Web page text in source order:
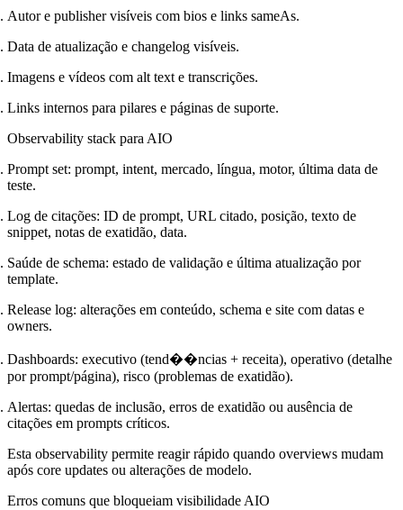
Autor e publisher visíveis com bios e links sameAs.
Data de atualização e changelog visíveis.
Imagens e vídeos com alt text e transcrições.
Links internos para pilares e páginas de suporte.
Observability stack para AIO
Prompt set: prompt, intent, mercado, língua, motor, última data de
teste.
Log de citações: ID de prompt, URL citado, posição, texto de
snippet, notas de exatidão, data.
Saúde de schema: estado de validação e última atualização por
template.
Release log: alterações em conteúdo, schema e site com datas e
owners.
Dashboards: executivo (tend��ncias + receita), operativo (detalhe
por prompt/página), risco (problemas de exatidão).
Alertas: quedas de inclusão, erros de exatidão ou ausência de
citações em prompts críticos.
Esta observability permite reagir rápido quando overviews mudam
após core updates ou alterações de modelo.
Erros comuns que bloqueiam visibilidade AIO